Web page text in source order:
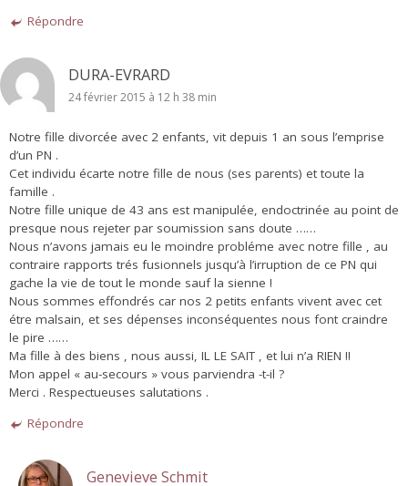
Répondre
DURA-EVRARD
24 février 2015 à 12 h 38 min
Notre fille divorcée avec 2 enfants, vit depuis 1 an sous l’emprise
d’un PN .
Cet individu écarte notre fille de nous (ses parents) et toute la
famille .
Notre fille unique de 43 ans est manipulée, endoctrinée au point de
presque nous rejeter par soumission sans doute ……
Nous n’avons jamais eu le moindre probléme avec notre fille , au
contraire rapports trés fusionnels jusqu’à l’irruption de ce PN qui
gache la vie de tout le monde sauf la sienne !
Nous sommes effondrés car nos 2 petits enfants vivent avec cet
étre malsain, et ses dépenses inconséquentes nous font craindre
le pire ……
Ma fille à des biens , nous aussi, IL LE SAIT , et lui n’a RIEN !!
Mon appel « au-secours » vous parviendra -t-il ?
Merci . Respectueuses salutations .
Répondre
Genevieve Schmit